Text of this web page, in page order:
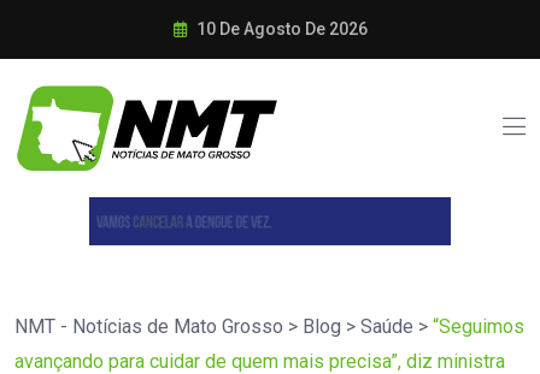
10 De Agosto De 2026
NMT - Notícias de Mato Grosso > Blog > Saúde > “Seguimos
avançando para cuidar de quem mais precisa”, diz ministra